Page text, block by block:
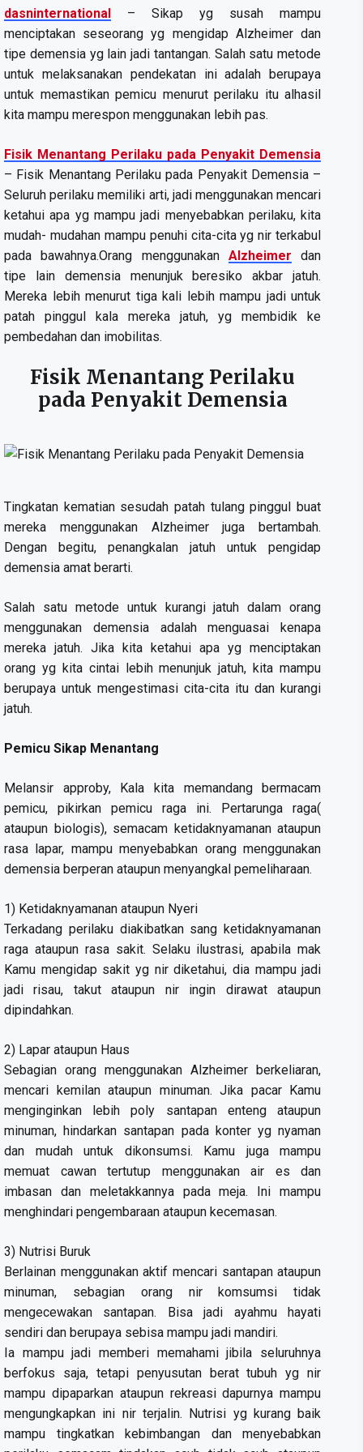
dasninternational – Sikap yg susah mampu
menciptakan seseorang yg mengidap Alzheimer dan
tipe demensia yg lain jadi tantangan. Salah satu metode
untuk melaksanakan pendekatan ini adalah berupaya
untuk memastikan pemicu menurut perilaku itu alhasil
kita mampu merespon menggunakan lebih pas.
Fisik Menantang Perilaku pada Penyakit Demensia
– Fisik Menantang Perilaku pada Penyakit Demensia –
Seluruh perilaku memiliki arti, jadi menggunakan mencari
ketahui apa yg mampu jadi menyebabkan perilaku, kita
mudah- mudahan mampu penuhi cita-cita yg nir terkabul
pada bawahnya.Orang menggunakan Alzheimer
dan
tipe lain demensia menunjuk beresiko akbar jatuh.
Mereka lebih menurut tiga kali lebih mampu jadi untuk
patah pinggul kala mereka jatuh, yg membidik ke
pembedahan dan imobilitas.
Fisik Menantang Perilaku
pada Penyakit Demensia
Tingkatan kematian sesudah patah tulang pinggul buat
mereka menggunakan Alzheimer juga bertambah.
Dengan begitu, penangkalan jatuh untuk pengidap
demensia amat berarti.
Salah satu metode untuk kurangi jatuh dalam orang
menggunakan demensia adalah menguasai kenapa
mereka jatuh. Jika kita ketahui apa yg menciptakan
orang yg kita cintai lebih menunjuk jatuh, kita mampu
berupaya untuk mengestimasi cita-cita itu dan kurangi
jatuh.
Pemicu Sikap Menantang
Melansir approby, Kala kita memandang bermacam
pemicu, pikirkan pemicu raga ini. Pertarunga raga(
ataupun biologis), semacam ketidaknyamanan ataupun
rasa lapar, mampu menyebabkan orang menggunakan
demensia berperan ataupun menyangkal pemeliharaan.
1) Ketidaknyamanan ataupun Nyeri
Terkadang perilaku diakibatkan sang ketidaknyamanan
raga ataupun rasa sakit. Selaku ilustrasi, apabila mak
Kamu mengidap sakit yg nir diketahui, dia mampu jadi
jadi risau, takut ataupun nir ingin dirawat ataupun
dipindahkan.
2) Lapar ataupun Haus
Sebagian orang menggunakan Alzheimer berkeliaran,
mencari kemilan ataupun minuman. Jika pacar Kamu
menginginkan lebih poly santapan enteng ataupun
minuman, hindarkan santapan pada konter yg nyaman
dan mudah untuk dikonsumsi. Kamu juga mampu
memuat cawan tertutup menggunakan air es dan
imbasan dan meletakkannya pada meja. Ini mampu
menghindari pengembaraan ataupun kecemasan.
3) Nutrisi Buruk
Berlainan menggunakan aktif mencari santapan ataupun
minuman, sebagian orang nir komsumsi tidak
mengecewakan santapan. Bisa jadi ayahmu hayati
sendiri dan berupaya sebisa mampu jadi mandiri.
Ia mampu jadi memberi memahami jibila seluruhnya
berfokus saja, tetapi penyusutan berat tubuh yg nir
mampu dipaparkan ataupun rekreasi dapurnya mampu
mengungkapkan ini nir terjalin. Nutrisi yg kurang baik
mampu tingkatkan kebimbangan dan menyebabkan